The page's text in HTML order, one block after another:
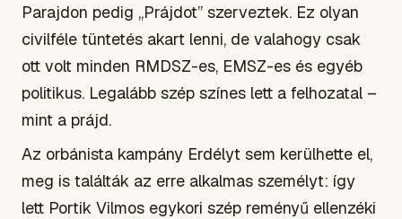
Parajdon pedig „Prájdot” szerveztek. Ez olyan
civilféle tüntetés akart lenni, de valahogy csak
ott volt minden RMDSZ-es, EMSZ-es és egyéb
politikus. Legalább szép színes lett a felhozatal –
mint a prájd.
Az orbánista kampány Erdélyt sem kerülhette el,
meg is találták az erre alkalmas személyt: így
lett Portik Vilmos egykori szép reményű ellenzéki